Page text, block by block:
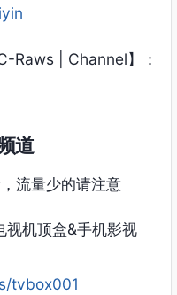
Raws | Channel】：
道
流量少的请注意
视机顶盒&手机影视
tvbox001